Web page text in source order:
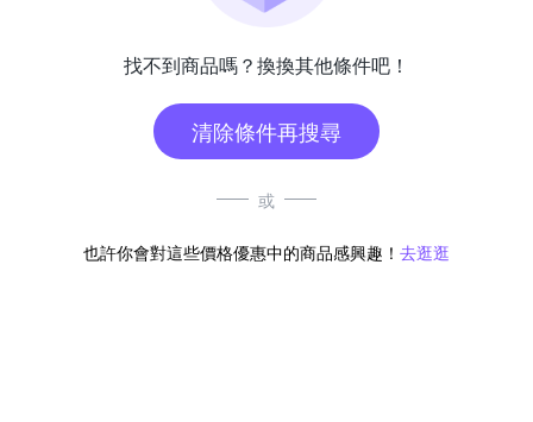
找不到商品嗎？換換其他條件吧！
清除條件再搜尋
或
也許你會對這些價格優惠中的商品感興趣！ 去逛逛